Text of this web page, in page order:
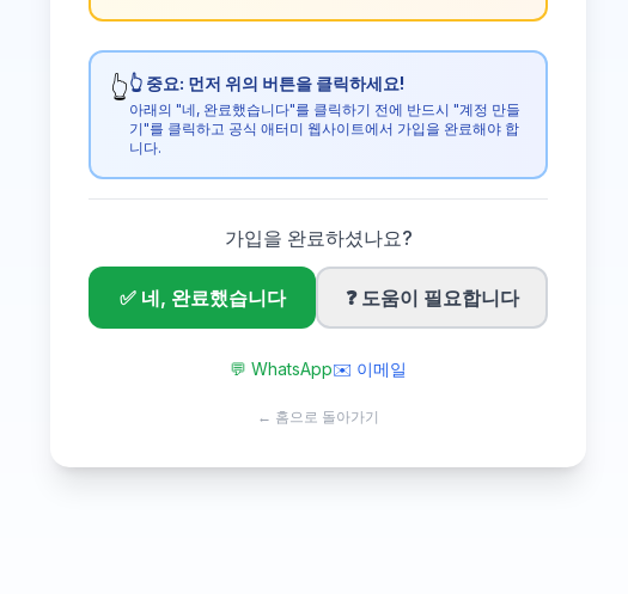
👆👆 중요: 먼저 위의 버튼을 클릭하세요!
아래의 "네, 완료했습니다"를 클릭하기 전에 반드시 "계정 만들
기"를 클릭하고 공식 애터미 웹사이트에서 가입을 완료해야 합
니다.
가입을 완료하셨나요?
✅ 네, 완료했습니다 ❓ 도움이 필요합니다
💬 WhatsApp✉️ 이메일
← 홈으로 돌아가기